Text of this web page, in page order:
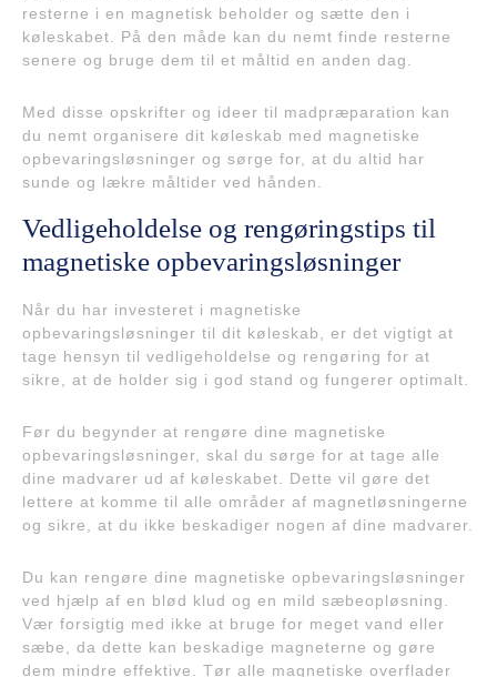
resterne i en magnetisk beholder og sætte den i
køleskabet. På den måde kan du nemt finde resterne
senere og bruge dem til et måltid en anden dag.
Med disse opskrifter og ideer til madpræparation kan
du nemt organisere dit køleskab med magnetiske
opbevaringsløsninger og sørge for, at du altid har
sunde og lækre måltider ved hånden.
Vedligeholdelse og rengøringstips til
magnetiske opbevaringsløsninger
Når du har investeret i magnetiske
opbevaringsløsninger til dit køleskab, er det vigtigt at
tage hensyn til vedligeholdelse og rengøring for at
sikre, at de holder sig i god stand og fungerer optimalt.
Før du begynder at rengøre dine magnetiske
opbevaringsløsninger, skal du sørge for at tage alle
dine madvarer ud af køleskabet. Dette vil gøre det
lettere at komme til alle områder af magnetløsningerne
og sikre, at du ikke beskadiger nogen af dine madvarer.
Du kan rengøre dine magnetiske opbevaringsløsninger
ved hjælp af en blød klud og en mild sæbeopløsning.
Vær forsigtig med ikke at bruge for meget vand eller
sæbe, da dette kan beskadige magneterne og gøre
dem mindre effektive. Tør alle magnetiske overflader